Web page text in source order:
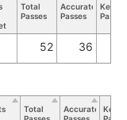
Total
Passes
Accurate
Passes
Key
Passes
52 36
Total
Accurate
Key